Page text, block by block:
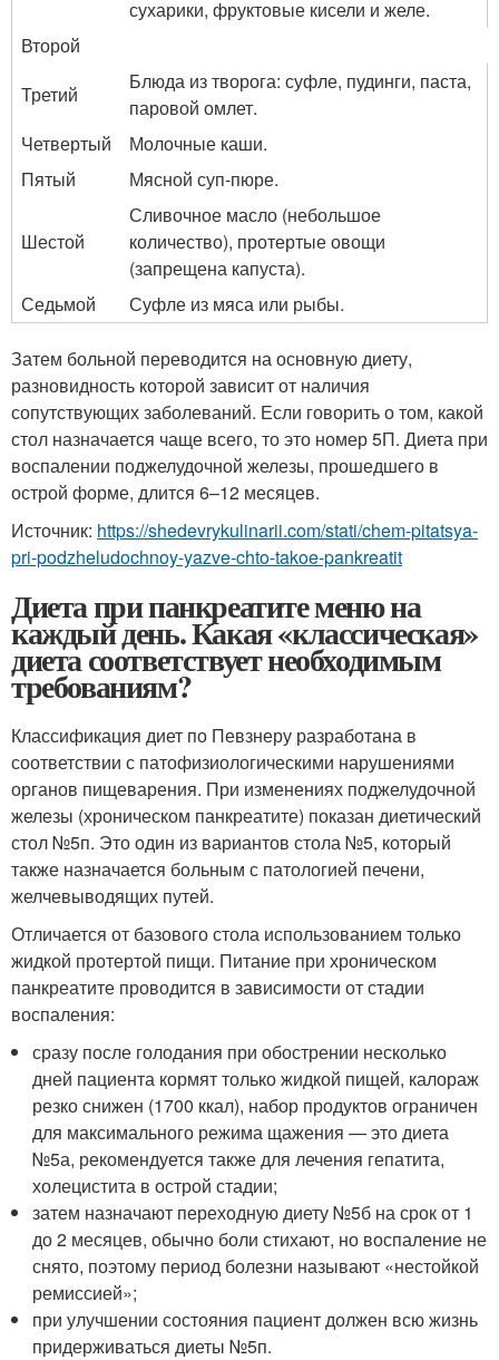
сухарики, фруктовые кисели и желе.
Второй
Третий
Блюда из творога: суфле, пудинги, паста,
паровой омлет.
Четвертый
Молочные каши.
Пятый
Мясной суп-пюре.
Шестой
Сливочное масло (небольшое
количество), протертые овощи
(запрещена капуста).
Седьмой
Суфле из мяса или рыбы.
Затем больной переводится на основную диету,
разновидность которой зависит от наличия
сопутствующих заболеваний. Если говорить о том, какой
стол назначается чаще всего, то это номер 5П. Диета при
воспалении поджелудочной железы, прошедшего в
острой форме, длится 6–12 месяцев.
Источник: https://shedevrykulinarii.com/stati/chem-pitatsya-
pri-podzheludochnoy-yazve-chto-takoe-pankreatit
Диета при панкреатите меню на
каждый день. Какая «классическая»
диета соответствует необходимым
требованиям?
Классификация диет по Певзнеру разработана в
соответствии с патофизиологическими нарушениями
органов пищеварения. При изменениях поджелудочной
железы (хроническом панкреатите) показан диетический
стол №5п. Это один из вариантов стола №5, который
также назначается больным с патологией печени,
желчевыводящих путей.
Отличается от базового стола использованием только
жидкой протертой пищи. Питание при хроническом
панкреатите проводится в зависимости от стадии
воспаления:
сразу после голодания при обострении несколько
дней пациента кормят только жидкой пищей, калораж
резко снижен (1700 ккал), набор продуктов ограничен
для максимального режима щажения — это диета
№5а, рекомендуется также для лечения гепатита,
холецистита в острой стадии;
затем назначают переходную диету №5б на срок от 1
до 2 месяцев, обычно боли стихают, но воспаление не
снято, поэтому период болезни называют «нестойкой
ремиссией»;
при улучшении состояния пациент должен всю жизнь
придерживаться диеты №5п.